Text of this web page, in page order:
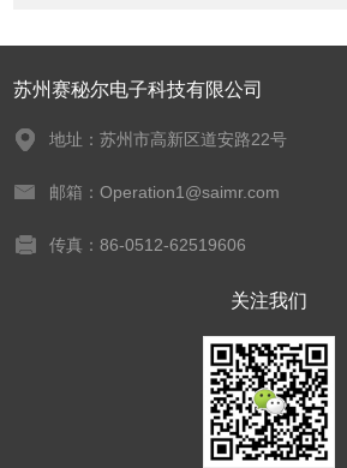
苏州赛秘尔电子科技有限公司
地址：苏州市高新区道安路22号
邮箱：Operation1@saimr.com
传真：86-0512-62519606
关注我们